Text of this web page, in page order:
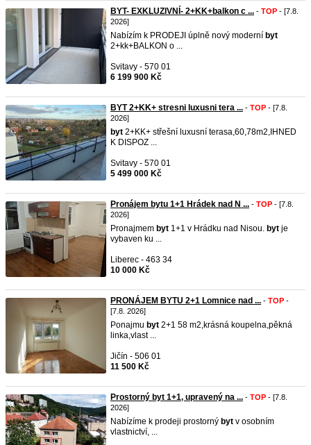
BYT- EXKLUZIVNÍ- 2+KK+balkon c ... - TOP - [7.8.
2026]
Nabízím k PRODEJI úplně nový moderní byt
2+kk+BALKON o ...
Svitavy - 570 01
6 199 900 Kč
BYT 2+KK+ stresni luxusni tera ... - TOP - [7.8.
2026]
byt 2+KK+ střešní luxusní terasa,60,78m2,IHNED
K DISPOZ ...
Svitavy - 570 01
5 499 000 Kč
Pronájem bytu 1+1 Hrádek nad N ... - TOP - [7.8.
2026]
Pronajmem byt 1+1 v Hrádku nad Nisou. byt je
vybaven ku ...
Liberec - 463 34
10 000 Kč
PRONÁJEM BYTU 2+1 Lomnice nad ... - TOP -
[7.8. 2026]
Ponajmu byt 2+1 58 m2,krásná koupelna,pěkná
linka,vlast ...
Jičín - 506 01
11 500 Kč
Prostorný byt 1+1, upravený na ... - TOP - [7.8.
2026]
Nabízíme k prodeji prostorný byt v osobním
vlastnictví, ...